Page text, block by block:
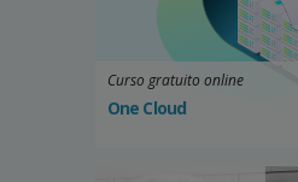
Curso gratuito online
One Cloud